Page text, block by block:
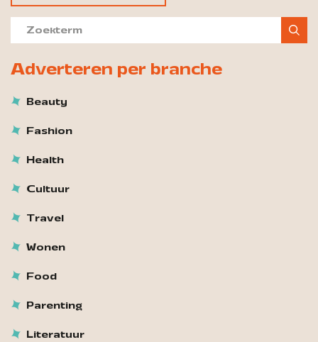
Adverteren per branche
Beauty
Fashion
Health
Cultuur
Travel
Wonen
Food
Parenting
Literatuur